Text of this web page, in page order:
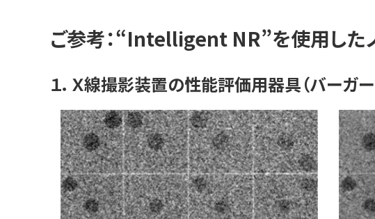
ご参考：“Intelligent NR”を使用した
１．Ｘ線撮影装置の性能評価用器具（バーガ